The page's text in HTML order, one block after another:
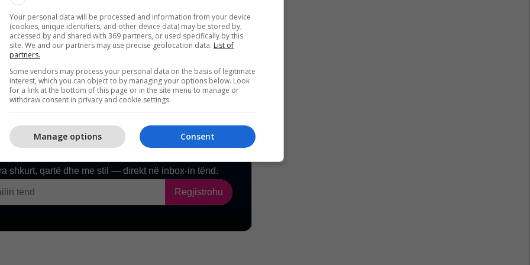
Your personal data will be processed and information from your device
(cookies, unique identifiers, and other device data) may be stored by,
accessed by and shared with 369 partners, or used specifically by this
site. We and our partners may use precise geolocation data. List of
partners.
Some vendors may process your personal data on the basis of legitimate
interest, which you can object to by managing your options below. Look
for a link at the bottom of this page or in the site menu to manage or
withdraw consent in privacy and cookie settings.
Consent
Manage options